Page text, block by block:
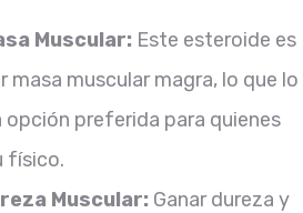
Muscular: Este esteroide es
masa muscular magra, lo que lo
opción preferida para quienes
físico.
Muscular: Ganar dureza y